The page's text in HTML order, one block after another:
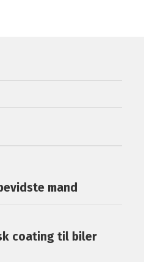
mand
coating til biler